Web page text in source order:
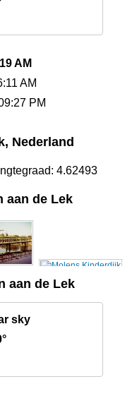
AM
AM
PM
Nederland
4.62493
aan de Lek
aan de Lek
sky